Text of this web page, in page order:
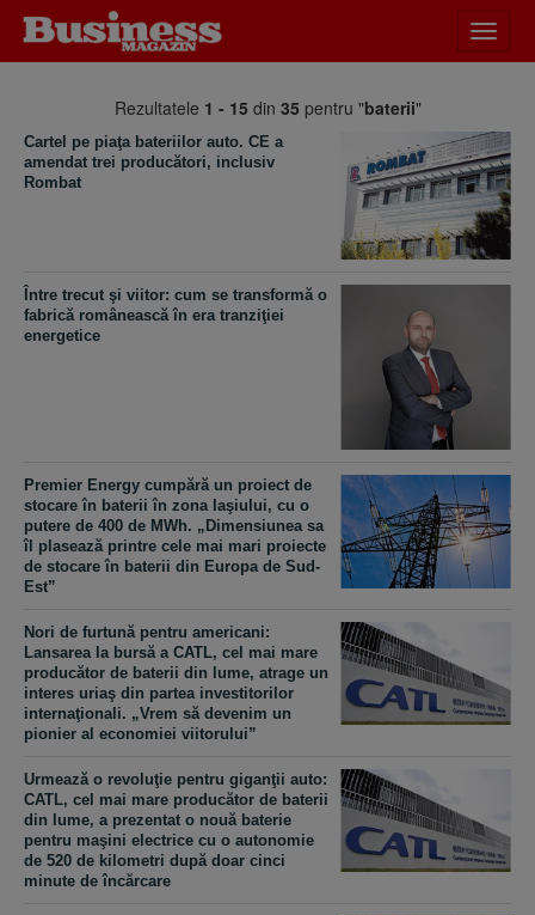
meniu
Rezultatele 1 - 15 din 35 pentru "baterii"
Cartel pe piaţa bateriilor auto. CE a
amendat trei producători, inclusiv
Rombat
Între trecut şi viitor: cum se transformă o
fabrică românească în era tranziţiei
energetice
Premier Energy cumpără un proiect de
stocare în baterii în zona Iaşiului, cu o
putere de 400 de MWh. „Dimensiunea sa
îl plasează printre cele mai mari proiecte
de stocare în baterii din Europa de Sud-
Est”
Nori de furtună pentru americani:
Lansarea la bursă a CATL, cel mai mare
producător de baterii din lume, atrage un
interes uriaş din partea investitorilor
internaţionali. „Vrem să devenim un
pionier al economiei viitorului”
Urmează o revoluţie pentru giganţii auto:
CATL, cel mai mare producător de baterii
din lume, a prezentat o nouă baterie
pentru maşini electrice cu o autonomie
de 520 de kilometri după doar cinci
minute de încărcare